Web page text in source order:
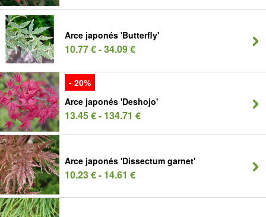
Arce japonés 'Butterfly'
10.77 € - 34.09 €
- 20%
Arce japonés 'Deshojo'
13.45 € - 134.71 €
Arce japonés 'Dissectum garnet'
10.23 € - 14.61 €